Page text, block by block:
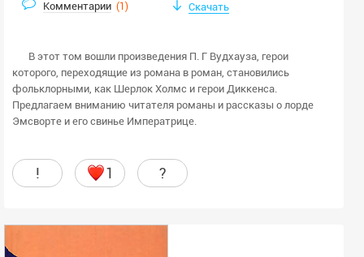
Комментарии (1) Скачать
В этот том вошли произведения П. Г Вудхауза, герои
которого, переходящие из романа в роман, становились
фольклорными, как Шерлок Холмс и герои Диккенса.
Предлагаем вниманию читателя романы и рассказы о лорде
Эмсворте и его свинье Императрице.
! 1 ?